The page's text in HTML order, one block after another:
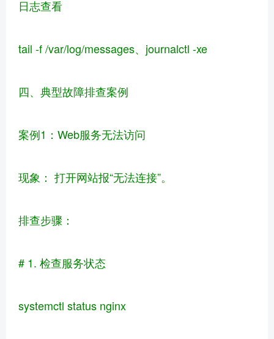
日志查看
tail -f /var/log/messages、journalctl -xe
四、典型故障排查案例
案例1：Web服务无法访问
现象： 打开网站报“无法连接”。
排查步骤：
# 1. 检查服务状态
systemctl status nginx